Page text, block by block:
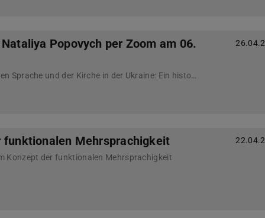
Popovych per Zoom am 06.
Die Rolle der ukrainischen Sprache und der Kirche in der Ukraine: Ein historischer Überblick
funktionalen Mehrsprachigkeit
Konzept der funktionalen Mehrsprachigkeit